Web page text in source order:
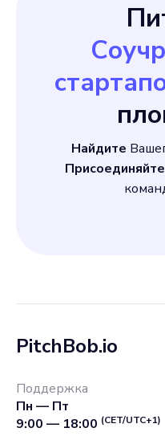
Найдите
PitchBob.io
Поддержка
Пн — Пт
9:00 — 18:00 (CET/UTC+1)